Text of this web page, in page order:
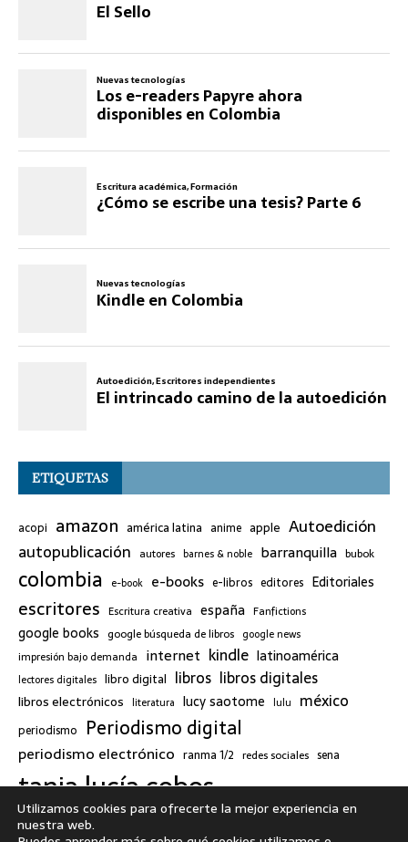
ETIQUETAS
acopi amazon américa latina anime apple Autoedición
autopublicación autores barnes & noble barranquilla bubok
colombia e-book e-books e-libros editores Editoriales
escritores Escritura creativa españa Fanfictions
google books google búsqueda de libros google news
impresión bajo demanda internet kindle latinoamérica
lectores digitales libro digital libros libros digitales
libros electrónicos literatura lucy saotome lulu méxico
periodismo Periodismo digital
periodismo electrónico ranma 1/2 redes sociales sena
tania lucía cobos twitter
Tweets by TaniaLu
Utilizamos cookies para ofrecerte la mejor experiencia en
nuestra web.